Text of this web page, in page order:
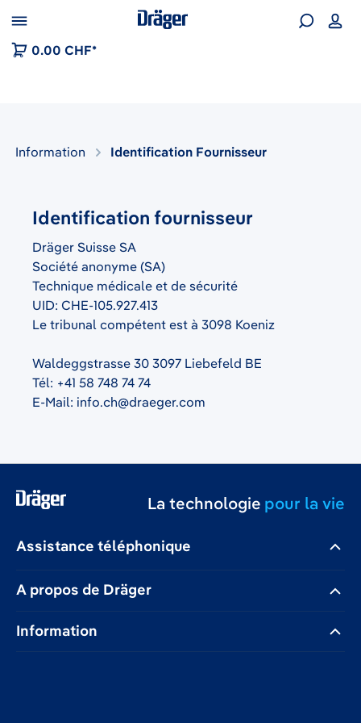
to B2B platform navigation
0.00 CHF*
Information Identification Fournisseur
Identification fournisseur
Dräger Suisse SA
Société anonyme (SA)
Technique médicale et de sécurité
UID: CHE-105.927.413
Le tribunal compétent est à 3098 Koeniz
Waldeggstrasse 30 3097 Liebefeld BE
Tél: +41 58 748 74 74
E-Mail: info.ch@draeger.com
La technologie pour la vie
Assistance téléphonique
A propos de Dräger
Information